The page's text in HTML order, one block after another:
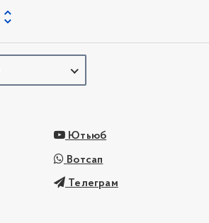
Ютьюб
Вотсап
Телеграм